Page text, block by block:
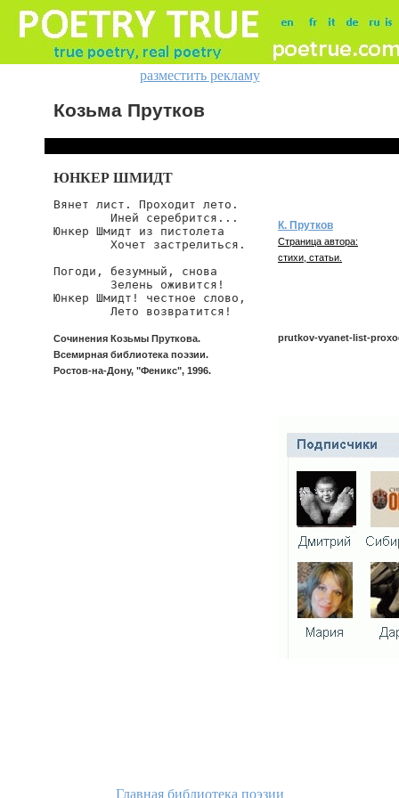
разместить рекламу
Козьма Прутков
ЮНКЕР ШМИДТ
Вянет лист. Проходит лето.
        Иней серебрится...
Юнкер Шмидт из пистолета
        Хочет застрелиться.
Погоди, безумный, снова
        Зелень оживится!
Юнкер Шмидт! честное слово,
        Лето возвратится!
Сочинения Козьмы Пруткова.
Всемирная библиотека поэзии.
Ростов-на-Дону, "Феникс", 1996.
К. Прутков
Страница автора:
стихи, статьи.
prutkov-vyanet-list-
Главная библиотека поэзии